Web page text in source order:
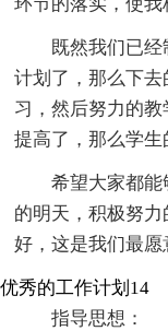
既然我们已
计划了，那么下
习，然后努力的
提高了，那么学生
希望大家都
的明天，积极努
好，这是我们最愿
优秀的工作计划14
指导思想：